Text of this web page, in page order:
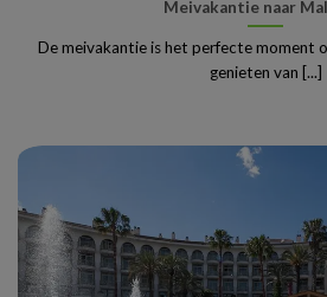
Meivakantie naar
De meivakantie is het perfecte moment
genieten van [...]